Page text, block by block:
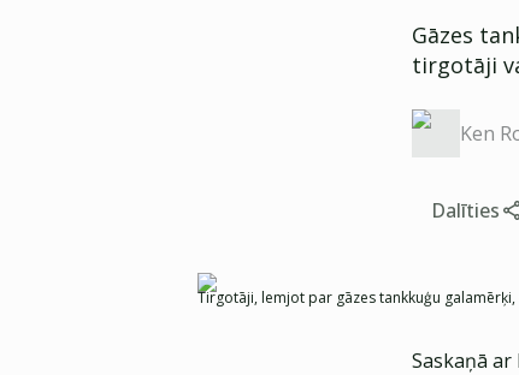
Gāzes
tirgotāji
Ken
Dalīties
Tirgotāji, lemjot par gāzes tankkuģu
Saskaņā